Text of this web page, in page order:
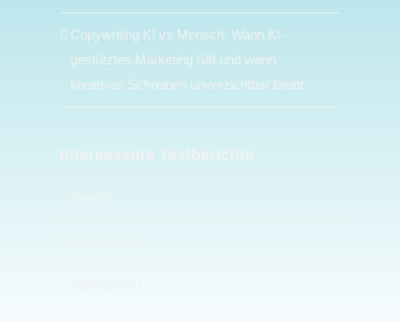
Copywriting KI vs Mensch: Wann KI-
gestütztes Marketing hilft und wann
kreatives Schreiben unverzichtbar bleibt
Interessante Testberichte